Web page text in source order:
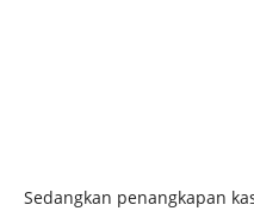
Sedangkan penangkapan